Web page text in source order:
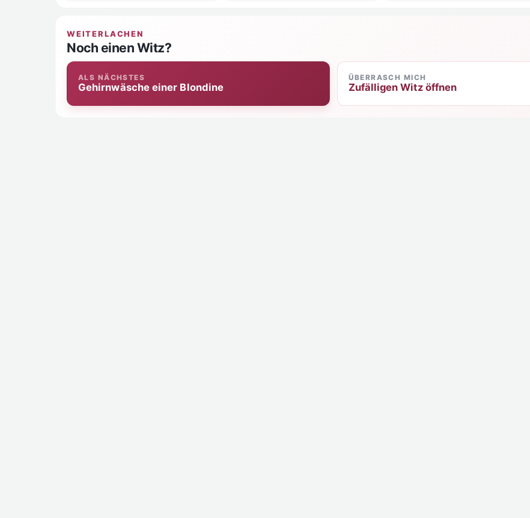
WEITERLACHEN
Noch einen Witz?
ALS NÄCHSTES
Gehirnwäsche einer Blondine
ÜBERRASCH MICH
Zufälligen Witz öffnen